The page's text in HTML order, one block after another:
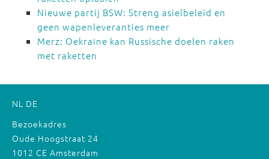
Nieuwe partij BSW: Streng asielbeleid en
geen wapenleveranties meer
Merz: Oekraïne kan Russische doelen raken
met raketten
NL DE
Bezoekadres
Oude Hoogstraat 24
1012 CE Amsterdam